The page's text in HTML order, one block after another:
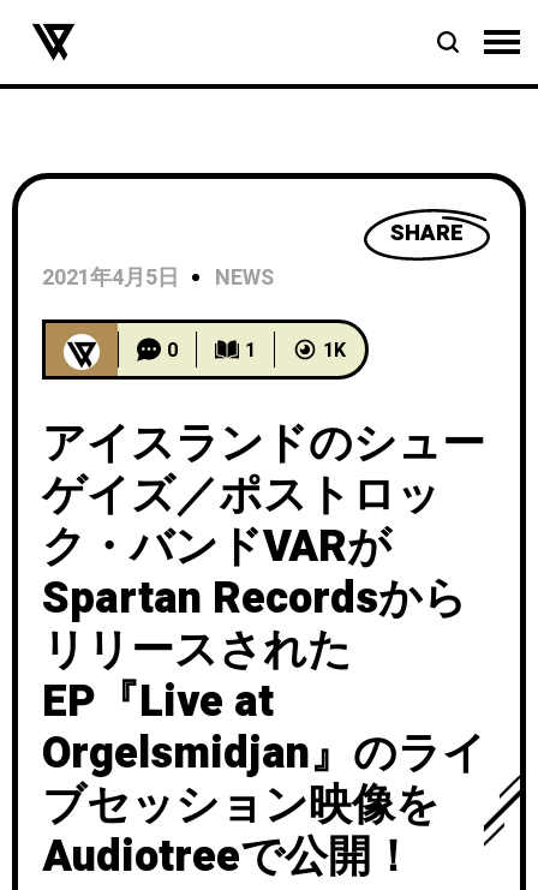
SHARE
2021年4月5日
NEWS
0 1 1K
アイスランドのシュー
ゲイズ／ポストロッ
ク・バンドVARが
Spartan Recordsから
リリースされた
EP『Live at
Orgelsmidjan』のライ
ブセッション映像を
Audiotreeで公開！